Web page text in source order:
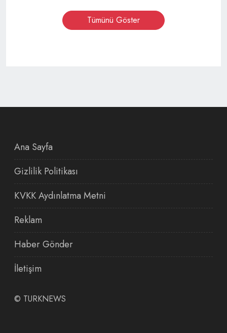
Tümünü Göster
Ana Sayfa
Gizlilik Politikası
KVKK Aydınlatma Metni
Reklam
Haber Gönder
İletişim
© TURKNEWS